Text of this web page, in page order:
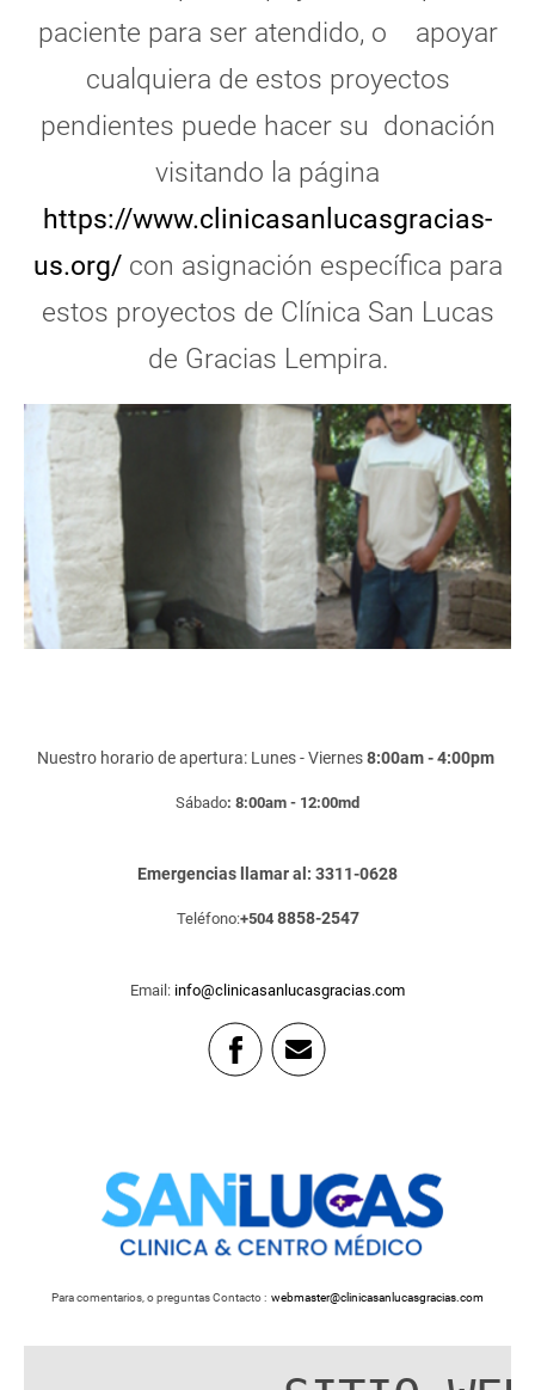
paciente para ser atendido, o apoyar
cualquiera de estos proyectos
pendientes puede hacer su donación
visitando la página
https://www.clinicasanlucasgracias-
us.org/ con asignación específica para
estos proyectos de Clínica San Lucas
de Gracias Lempira.
Nuestro horario de apertura: Lunes - Viernes8:00am - 4:00pm
Sábado: 8:00am - 12:00md
Emergencias llamar al: 3311-0628
Teléfono:+5048858-2547
Email: info@clinicasanlucasgracias.com
Para comentarios, o preguntas Contacto : webmaster@clinicasanlucasgracias.com